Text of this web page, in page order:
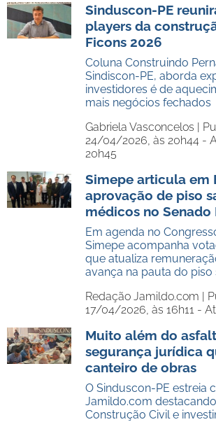
Sinduscon-PE
players da
Ficons 2026
Coluna Construindo
Sindiscon-PE, aborda
investidores é de
mais negócios fechados
Gabriela Vasconcelos |
24/04/2026, às 20h44 -
20h45
Simepe articula em
aprovação de piso
médicos no Senado
Em agenda no
Simepe acompanha
que atualiza
avança na pauta do piso
Redação Jamildo.com |
17/04/2026, às 16h11 -
Muito além do
segurança jurídica
canteiro de obras
O Sinduscon-PE estreia
Jamildo.com
Construção Civil e